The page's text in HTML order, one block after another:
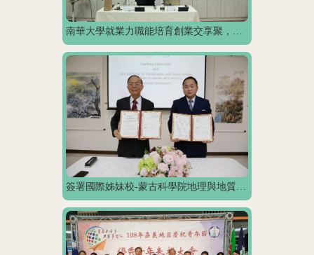
南華大學就業力職能培育創業交享聚，邱健盟總經理勉勵大學生培養創業的勇氣